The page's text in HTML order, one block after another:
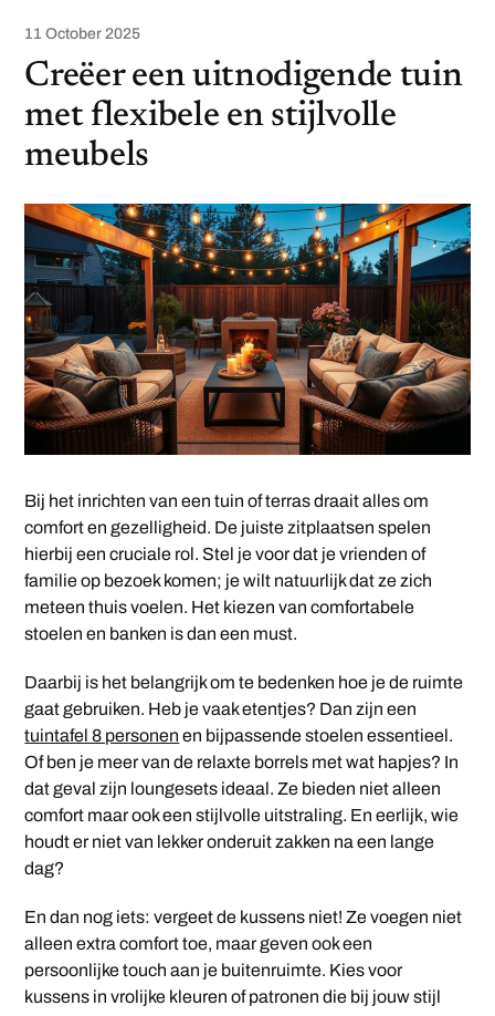
11 October 2025
Creëer een uitnodigende tuin
met flexibele en stijlvolle
meubels
Bij het inrichten van een tuin of terras draait alles om
comfort en gezelligheid. De juiste zitplaatsen spelen
hierbij een cruciale rol. Stel je voor dat je vrienden of
familie op bezoek komen; je wilt natuurlijk dat ze zich
meteen thuis voelen. Het kiezen van comfortabele
stoelen en banken is dan een must.
Daarbij is het belangrijk om te bedenken hoe je de ruimte
gaat gebruiken. Heb je vaak etentjes? Dan zijn een
tuintafel 8 personen en bijpassende stoelen essentieel.
Of ben je meer van de relaxte borrels met wat hapjes? In
dat geval zijn loungesets ideaal. Ze bieden niet alleen
comfort maar ook een stijlvolle uitstraling. En eerlijk, wie
houdt er niet van lekker onderuit zakken na een lange
dag?
En dan nog iets: vergeet de kussens niet! Ze voegen niet
alleen extra comfort toe, maar geven ook een
persoonlijke touch aan je buitenruimte. Kies voor
kussens in vrolijke kleuren of patronen die bij jouw stijl